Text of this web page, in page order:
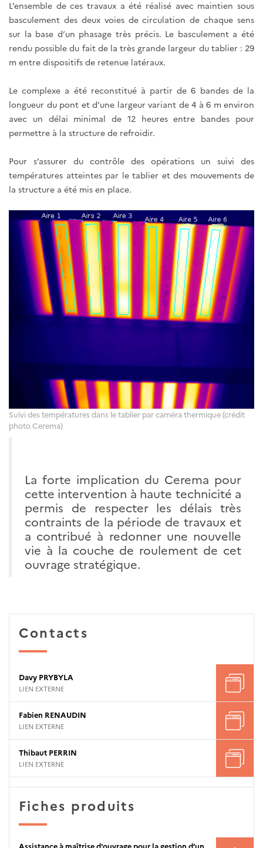
L’ensemble de ces travaux a été réalisé avec maintien sous
basculement des deux voies de circulation de chaque sens
sur la base d’un phasage très précis. Le basculement a été
rendu possible du fait de la très grande largeur du tablier : 29
m entre dispositifs de retenue latéraux.
Le complexe a été reconstitué à partir de 6 bandes de la
longueur du pont et d’une largeur variant de 4 à 6 m environ
avec un délai minimal de 12 heures entre bandes pour
permettre à la structure de refroidir.
Pour s’assurer du contrôle des opérations un suivi des
températures atteintes par le tablier et des mouvements de
la structure a été mis en place.
Suivi des températures dans le tablier par caméra thermique (crédit
photo Cerema)
La forte implication du Cerema pour
cette intervention à haute technicité a
permis de respecter les délais très
contraints de la période de travaux et
a contribué à redonner une nouvelle
vie à la couche de roulement de cet
ouvrage stratégique.
Contacts
Davy PRYBYLA
LIEN EXTERNE
Fabien RENAUDIN
LIEN EXTERNE
Thibaut PERRIN
LIEN EXTERNE
Fiches produits
Assistance à maîtrise d'ouvrage pour la gestion d’un